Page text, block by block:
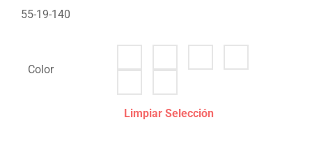
55-19-140
Color
Limpiar Selección